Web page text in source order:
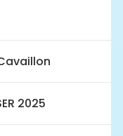
2025